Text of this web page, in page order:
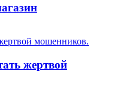
жертвой